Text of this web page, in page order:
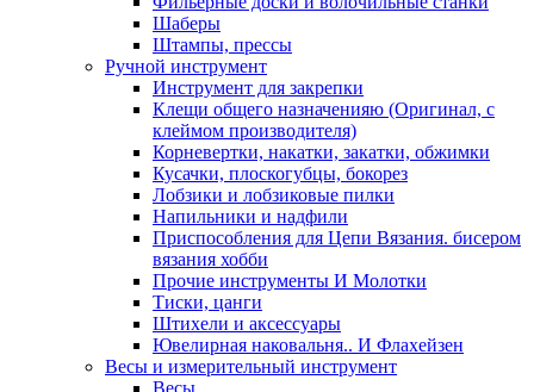
Шаберы
Штампы, прессы
Ручной инструмент
Инструмент для закрепки
Клещи общего назначенияю (Оригинал, с
клеймом производителя)
Корневертки, накатки, закатки, обжимки
Кусачки, плоскогубцы, бокорез
Лобзики и лобзиковые пилки
Напильники и надфили
Приспособления для Цепи Вязания. бисером
вязания хобби
Прочие инструменты И Молотки
Тиски, цанги
Штихели и аксессуары
Ювелирная наковальня.. И Флахейзен
Весы и измерительный инструмент
Весы